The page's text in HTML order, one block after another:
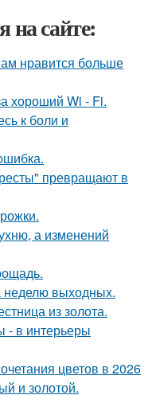
на сайте:
нравится больше
хороший Wi - Fi.
к боли и
превращают в
а изменений
выходных.
из золота.
- в интерьеры
цветов в 2026
и золотой.